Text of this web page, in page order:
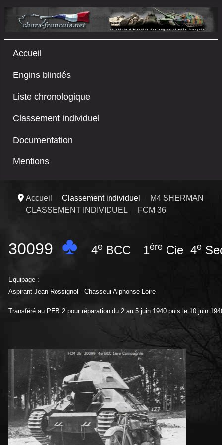
Accueil
Engins blindés
Liste chronologique
Classement individuel
Documentation
Mentions
Accueil Classement individuel
M4 SHERMAN
CLASSEMENT INDIVIDUEL
FCM 36
30099 ♣ 4e BCC 1ère Cie 4e
Equipage :
Aspirant Jean Rossignol - Chasseur Alphonse Loire
Transféré au PEB 2 pour réparation du 2 au 5 juin 1940 puis le 10 juin